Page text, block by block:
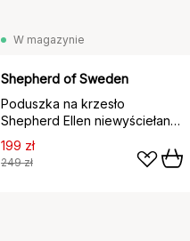
W magazynie
Shepherd of Sweden
Poduszka na krzesło
Shepherd Ellen niewyściełana
34x36 cm, szarygrafit
199 zł
249 zł